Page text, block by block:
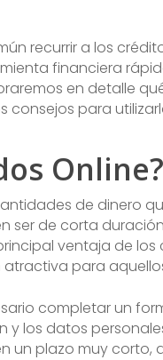
recurrir a los
financiera
en detalle
para
Online?
de dinero
ser de corta
ventaja de
para
completar un
los datos
un plazo muy corto,